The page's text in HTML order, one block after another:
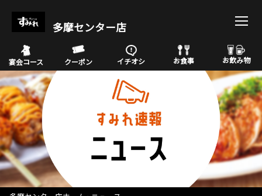
多摩センター店
宴会コース クーポン イチオシ お食事 お飲み物